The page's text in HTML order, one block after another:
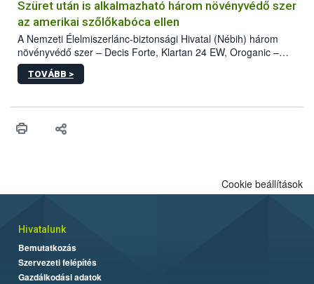
hatósággal is összehangolják a terjedés megállítása érdekében.
Szüret után is alkalmazható három növényvédő szer
az amerikai szőlőkabóca ellen
A Nemzeti Élelmiszerlánc-biztonsági Hivatal (Nébih) három
növényvédő szer – Decis Forte, Klartan 24 EW, Oroganic –
engedélyokiratát módosította, így azok a szüretet követően,
egészen a vesszőérettség (BBCH 91) stádiumáig
érésű szőlőkben is legyen lehetőség a károsító elleni további
felhasználók számára is elérhető és ökológiai termesztésben is
TOVÁBB >
Cookie beállítások
Hivatalunk
Bemutatkozás
Szervezeti felépítés
Gazdálkodási adatok